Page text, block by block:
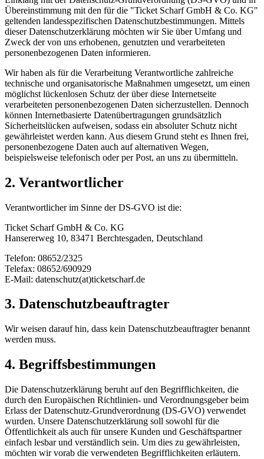
Übereinstimmung mit den für die "Ticket Scharf GmbH & Co. KG"
geltenden landesspezifischen Datenschutzbestimmungen. Mittels
dieser Datenschutzerklärung möchten wir Sie über Umfang und
Zweck der von uns erhobenen, genutzten und verarbeiteten
personenbezogenen Daten informieren.
Wir haben als für die Verarbeitung Verantwortliche zahlreiche
technische und organisatorische Maßnahmen umgesetzt, um einen
möglichst lückenlosen Schutz der über diese Internetseite
verarbeiteten personenbezogenen Daten sicherzustellen. Dennoch
können Internetbasierte Datenübertragungen grundsätzlich
Sicherheitslücken aufweisen, sodass ein absoluter Schutz nicht
gewährleistet werden kann. Aus diesem Grund steht es Ihnen frei,
personenbezogene Daten auch auf alternativen Wegen,
beispielsweise telefonisch oder per Post, an uns zu übermitteln.
2. Verantwortlicher
Verantwortlicher im Sinne der DS-GVO ist die:
Ticket Scharf GmbH & Co. KG
Hansererweg 10, 83471 Berchtesgaden, Deutschland
Telefon: 08652/2325
Telefax: 08652/690929
E-Mail: datenschutz(at)ticketscharf.de
3. Datenschutzbeauftragter
Wir weisen darauf hin, dass kein Datenschutzbeauftragter benannt
werden muss.
4. Begriffsbestimmungen
Die Datenschutzerklärung beruht auf den Begrifflichkeiten, die
durch den Europäischen Richtlinien- und Verordnungsgeber beim
Erlass der Datenschutz-Grundverordnung (DS-GVO) verwendet
wurden. Unsere Datenschutzerklärung soll sowohl für die
Öffentlichkeit als auch für unsere Kunden und Geschäftspartner
einfach lesbar und verständlich sein. Um dies zu gewährleisten,
möchten wir vorab die verwendeten Begrifflichkeiten erläutern.